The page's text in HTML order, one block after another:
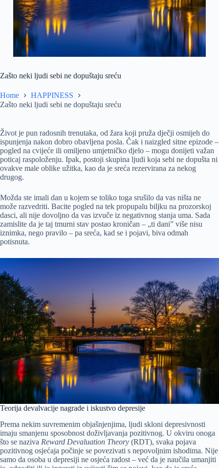
Zašto neki ljudi sebi ne dopuštaju sreću
Home
HAPPINESS
Zašto neki ljudi sebi ne dopuštaju sreću
Život je pun radosnih trenutaka, od žara koji pruža dječji osmijeh do
ispunjenja nakon dobro obavljena posla. Čak i naizgled sitne epizode –
pogled na cvijeće ili omiljeno umjetničko djelo – mogu donijeti važan
poticaj raspoloženju. Ipak, postoji skupina ljudi koja sebi ne dopušta ni
ovakve male oblike užitka, kao da je sreća rezervirana za nekog
drugog.
Možda ste imali dan u kojem se toliko toga srušilo da vas ništa ne
može razvedriti. Bacite pogled na tek propupalu biljku na prozorskoj
dasci, ali nije dovoljno da vas izvuče iz negativnog stanja uma. Sada
zamislite da je taj tmurni stav postao kroničan – „ti dani” više nisu
iznimka, nego pravilo – pa sreća, kad se i pojavi, biva odmah
potisnuta.
Teorija devalvacije nagrade i iskustvo depresije
Prema nekim suvremenim objašnjenjima, ljudi skloni depresivnosti
imaju smanjenu sposobnost doživljavanja pozitivnog. U okviru onoga
što se naziva Reward Devaluation Theory (RDT), svaka pojava
pozitivnog osjećaja počinje se povezivati s nepovoljnim ishodima. Nije
samo da osoba u depresiji ne osjeća radost – već da je naučila umanjiti